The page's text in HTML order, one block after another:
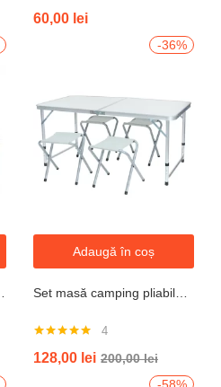
60,00 lei
-36%
Adaugă în coș
5.00din 5
4
128,00 lei 200,00lei